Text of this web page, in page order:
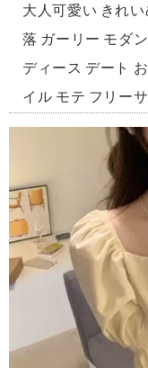
大人可愛い きれ
落 ガーリー モダ
ディース デート
イル モテ フリー